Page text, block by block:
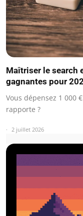
Maîtriser le search
gagnantes pour
Vous dépensez 1 000
rapporte ?
2 juillet 2026